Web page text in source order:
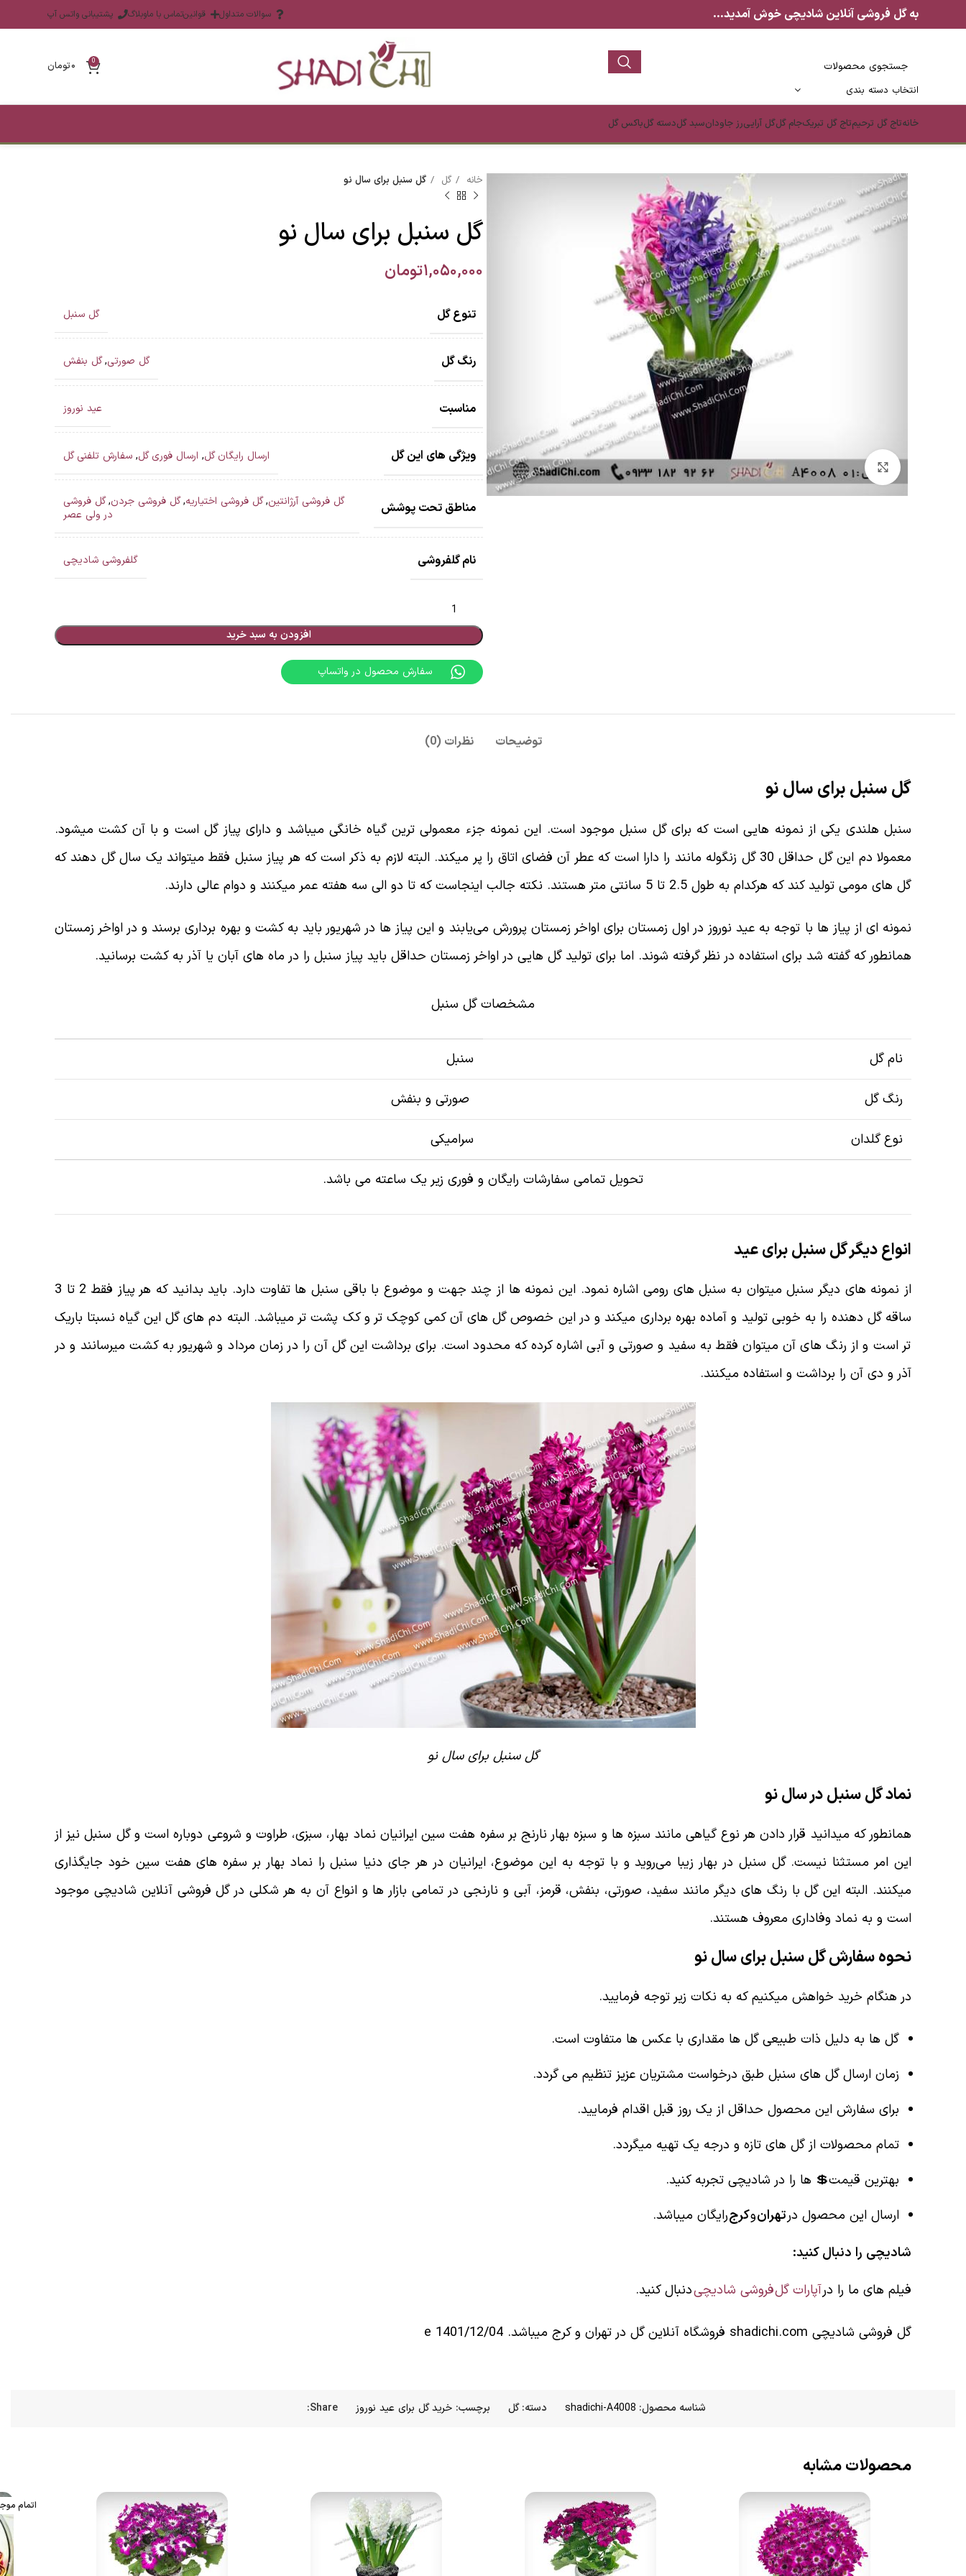
به گل فروشی آنلاین شادیچی خوش آمدید... سوالات متداول قوانینتماس با ماوبلاگ پشتیبانی واتس آپ
انتخاب دسته بندی
0 ۰تومان
خانهتاج گل ترحیمتاج گل تبریکجام گلگل آراییرز جاودانسبد گلدسته گلباکس گل
بزرگنمایی تصویر
خانه گل گل سنبل برای سال نو
گل سنبل برای سال نو
۱,۰۵۰,۰۰۰تومان
تنوع گل گل سنبل
رنگ گل گل صورتی,گل بنفش
مناسبت عید نوروز
ویژگی های این گل ارسال رایگان گل, ارسال فوری گل, سفارش تلفنی گل
مناطق تحت پوشش گل فروشی آرژانتین,گل فروشی اختیاریه,گل فروشی جردن,گل فروشی
در ولی عصر
نام گلفروشی گلفروشی شادیچی
افزودن به سبد خرید
سفارش محصول در واتساپ
توضیحات نظرات (0)
گل سنبل برای سال نو
سنبل هلندی یکی از نمونه هایی است که برای گل سنبل موجود است. این نمونه جزء معمولی ترین گیاه خانگی میباشد و دارای پیاز گل است و با آن کشت میشود.
معمولا دم این گل حداقل 30 گل زنگوله مانند را دارا است که عطر آن فضای اتاق را پر میکند. البته لازم به ذکر است که هر پیاز سنبل فقط میتواند یک سال گل دهند که
گل های مومی تولید کند که هرکدام به طول 2.5 تا 5 سانتی متر هستند. نکته جالب اینجاست که تا دو الی سه هفته عمر میکنند و دوام عالی دارند.
نمونه ای از پیاز ها با توجه به عید نوروز در اول زمستان برای اواخر زمستان پرورش می‌یابند و این پیاز ها در شهریور باید به کشت و بهره برداری برسند و در اواخر زمستان
همانطور که گفته شد برای استفاده در نظر گرفته شوند. اما برای تولید گل هایی در اواخر زمستان حداقل باید پیاز سنبل را در ماه های آبان یا آذر به کشت برسانید.
مشخصات گل سنبل
نام گل سنبل
رنگ گل صورتی و بنفش
نوع گلدان سرامیکی
تحویل تمامی سفارشات رایگان و فوری زیر یک ساعته می باشد.
انواع دیگر گل سنبل برای عید
از نمونه های دیگر سنبل میتوان به سنبل های رومی اشاره نمود. این نمونه ها از چند جهت و موضوع با باقی سنبل ها تفاوت دارد. باید بدانید که هر پیاز فقط 2 تا 3
ساقه گل دهنده را به خوبی تولید و آماده بهره برداری میکند و در این خصوص گل های آن کمی کوچک تر و کک پشت تر میباشد. البته دم های گل این گیاه نسبتا باریک
تر است و از رنگ های آن میتوان فقط به سفید و صورتی و آبی اشاره کرده که محدود است. برای برداشت این گل آن را در زمان مرداد و شهریور به کشت میرسانند و در
آذر و دی آن را برداشت و استفاده میکنند.
گل سنبل برای سال نو
نماد گل سنبل در سال نو
همانطور که میدانید قرار دادن هر نوع گیاهی مانند سبزه ها و سبزه بهار نارنج بر سفره هفت سین ایرانیان نماد بهار، سبزی، طراوت و شروعی دوباره است و گل سنبل نیز از
این امر مستثنا نیست. گل سنبل در بهار زیبا می‌روید و با توجه به این موضوع، ایرانیان در هر جای دنیا سنبل را نماد بهار بر سفره های هفت سین خود جایگذاری
میکنند. البته این گل با رنگ های دیگر مانند سفید، صورتی، بنفش، قرمز، آبی و نارنجی در تمامی بازار ها و انواع آن به هر شکلی در گل فروشی آنلاین شادیچی موجود
است و به نماد وفاداری معروف هستند.
نحوه سفارش گل سنبل برای سال نو
در هنگام خرید خواهش میکنیم که به نکات زیر توجه فرمایید.
گل ها به دلیل ذات طبیعی گل ها مقداری با عکس ها متفاوت است.
زمان ارسال گل های سنبل طبق درخواست مشتریان عزیز تنظیم می گردد.
برای سفارش این محصول حداقل از یک روز قبل اقدام فرمایید.
تمام محصولات از گل های تازه و درجه یک تهیه میگردد.
بهترین قیمت💲 ها را در شادیچی تجربه کنید.
ارسال این محصول درتهرانوکرجرایگان میباشد.
شادیچی را دنبال کنید:
فیلم های ما را درآپارات گل فروشی شادیچیدنبال کنید.
گل فروشی شادیچی shadichi.com فروشگاه آنلاین گل در تهران و کرج میباشد. e 1401/12/04
شناسه محصول: shadichi-A4008 دسته: گل برچسب: خرید گل برای عید نوروز Share:
محصولات مشابه
اتمام